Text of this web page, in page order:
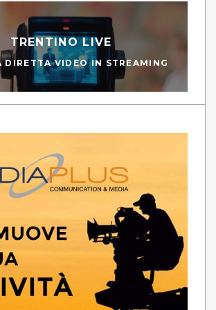
TRENTINO LIVE
DIRETTA VIDEO IN STREAMING